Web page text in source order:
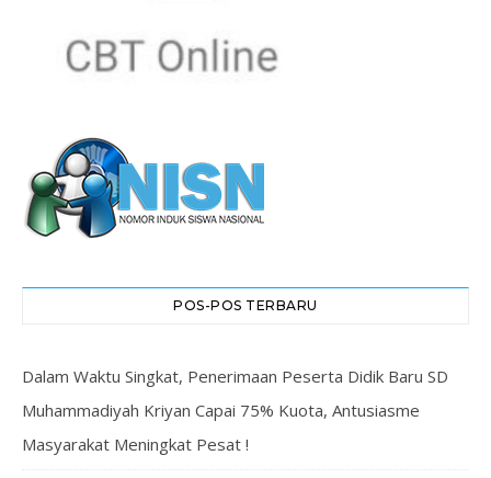
POS-POS TERBARU
Dalam Waktu Singkat, Penerimaan Peserta Didik Baru SD
Muhammadiyah Kriyan Capai 75% Kuota, Antusiasme
Masyarakat Meningkat Pesat !